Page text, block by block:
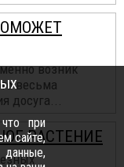
возник
весьма
досуга...
РАСТЕНИЕ
при
сайте,